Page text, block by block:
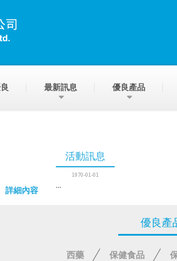
最新訊息 優良產品
詳細內容
活動訊息
1970-01-01
...
優良產
西藥 保健食品